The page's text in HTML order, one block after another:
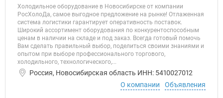
Холодильное оборудование в Новосибирске от компании
РосХолоДа, самое выгодное предложение на рынке! Отлаженная
система логистики гарантирует оперативность поставок.
Широкий ассортимент оборудования по конкурентоспособным
ценам в наличии на складе и под заказ. Всегда готовый помочь
Вам сделать правильный выбор, поделиться своими знаниями и
опытом при выборе профессионального торгового,
холодильного, технологического,...
Россия, Новосибирская область ИНН: 5410027012
О компании
Объявления